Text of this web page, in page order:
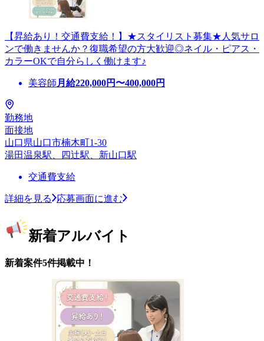
【昇給あり！交通費支給！】★スタイリスト募集★人気サロ
ンで働きませんか？復職希望の方大歓迎◎ネイル・ピアス・
カラーOKで自分らしく働けます♪
美容師 月給220,000円〜400,000円
勤務地
面接地
山口県山口市楠木町1-30
湯田温泉駅、四辻駅、新山口駅
交通費支給
詳細を見る 応募画面に進む
新着アルバイト
新着案件5件掲載中！